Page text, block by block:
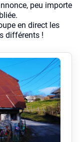
peu importe
en direct les
différents !